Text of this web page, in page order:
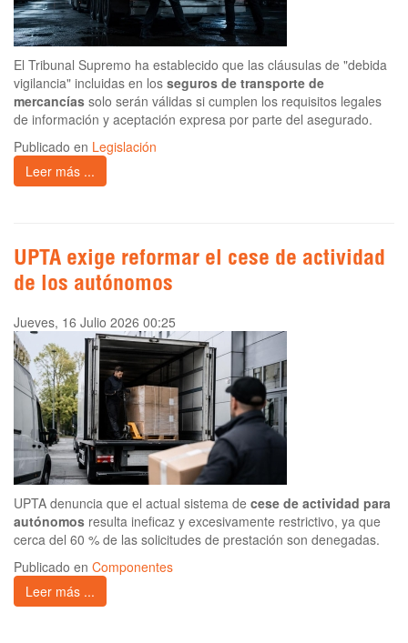
El Tribunal Supremo ha establecido que las cláusulas de "debida
vigilancia" incluidas en los seguros de transporte de
mercancías solo serán válidas si cumplen los requisitos legales
de información y aceptación expresa por parte del asegurado.
Publicado en Legislación
Leer más ...
UPTA exige reformar el cese de actividad
de los autónomos
Jueves, 16 Julio 2026 00:25
UPTA denuncia que el actual sistema de cese de actividad para
autónomos resulta ineficaz y excesivamente restrictivo, ya que
cerca del 60 % de las solicitudes de prestación son denegadas.
Publicado en Componentes
Leer más ...